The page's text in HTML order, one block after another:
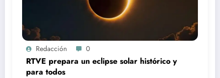
Redacción 0
RTVE prepara un eclipse solar histórico y
para todos